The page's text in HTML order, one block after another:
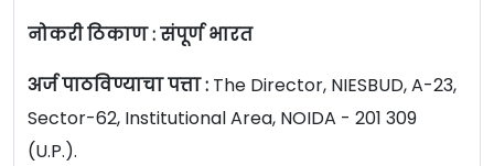
नोकरी ठिकाण : संपूर्ण भारत
अर्ज पाठविण्याचा पत्ता : The Director, NIESBUD, A-23,
Sector-62, Institutional Area, NOIDA - 201 309
(U.P.).